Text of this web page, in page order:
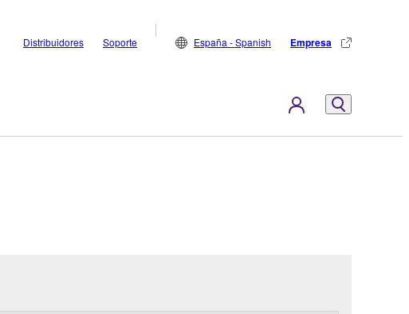
Distribuidores Soporte España - Spanish Empresa